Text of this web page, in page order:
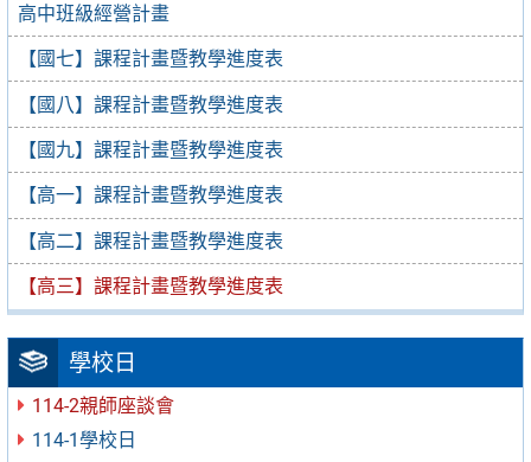
高中班級經營計畫
【國七】課程計畫暨教學進度表
【國八】課程計畫暨教學進度表
【國九】課程計畫暨教學進度表
【高一】課程計畫暨教學進度表
【高二】課程計畫暨教學進度表
【高三】課程計畫暨教學進度表
學校日
114-2親師座談會
114-1學校日